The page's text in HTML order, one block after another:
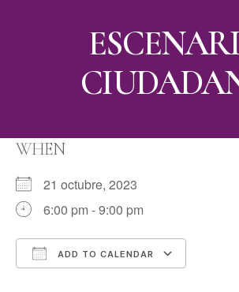
WHEN
21 octubre, 2023
6:00 pm - 9:00 pm
ADD TO CALENDAR